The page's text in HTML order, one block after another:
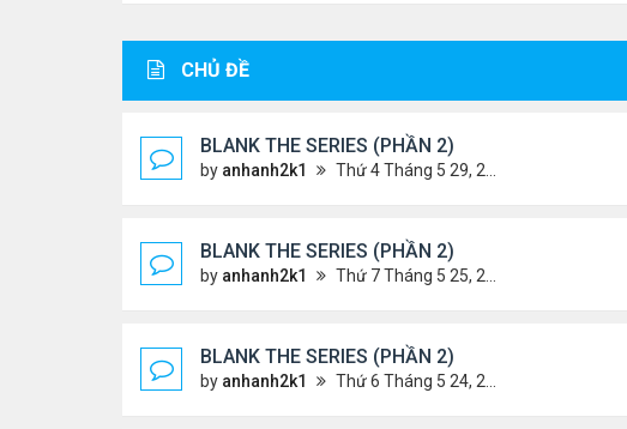
CHỦ ĐỀ
BLANK THE SERIES (PHẦN 2)
by anhanh2k1 Thứ 4 Tháng 5 29, 2024 3:16 am
BLANK THE SERIES (PHẦN 2)
by anhanh2k1 Thứ 7 Tháng 5 25, 2024 1:51 am
BLANK THE SERIES (PHẦN 2)
by anhanh2k1 Thứ 6 Tháng 5 24, 2024 1:54 am